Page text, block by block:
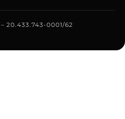
20.433.743-0001/62